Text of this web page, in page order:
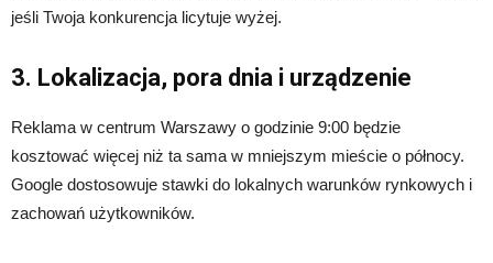
jeśli Twoja konkurencja licytuje wyżej.
3. Lokalizacja, pora dnia i urządzenie
Reklama w centrum Warszawy o godzinie 9:00 będzie
kosztować więcej niż ta sama w mniejszym mieście o północy.
Google dostosowuje stawki do lokalnych warunków rynkowych i
zachowań użytkowników.